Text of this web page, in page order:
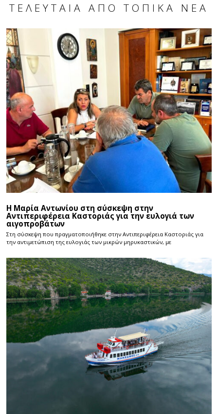
ΤΕΛΕΥΤΑΊΑ ΑΠΌ ΤΟΠΙΚΆ ΝΈΑ
Η Μαρία Αντωνίου στη σύσκεψη στην
Αντιπεριφέρεια Καστοριάς για την ευλογιά των
αιγοπροβάτων
Στη σύσκεψη που πραγματοποιήθηκε στην Αντιπεριφέρεια Καστοριάς για
την αντιμετώπιση της ευλογιάς των μικρών μηρυκαστικών, με